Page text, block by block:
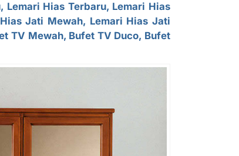
Lemari Hias Terbaru, Lemari Hias
Jati Mewah, Lemari Hias Jati
TV Mewah, Bufet TV Duco, Bufet